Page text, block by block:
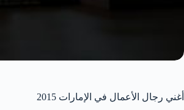
أغني رجال الأعمال في الإمارات 2015